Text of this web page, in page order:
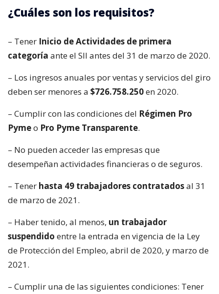
¿Cuáles son los requisitos?
– Tener Inicio de Actividades de primera
categoría ante el SII antes del 31 de marzo de 2020.
– Los ingresos anuales por ventas y servicios del giro
deben ser menores a $726.758.250en 2020.
– Cumplir con las condiciones del Régimen Pro
Pymeo Pro Pyme Transparente.
– No pueden acceder las empresas que
desempeñan actividades financieras o de seguros.
– Tener hasta 49 trabajadores contratadosal 31
de marzo de 2021.
– Haber tenido, al menos, un trabajador
suspendido entre la entrada en vigencia de la Ley
de Protección del Empleo, abril de 2020, y marzo de
2021.
– Cumplir una de las siguientes condiciones: Tener